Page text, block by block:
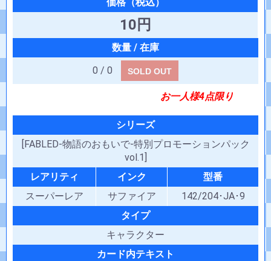
10円
0 / 0 SOLD OUT
お一人様4点限り
シリーズ
[FABLED-物語のおもいで-特別プロモーションパック
vol.1]
レアリティ
インク
型番
スーパーレア
サファイア
142/204･JA･9
タイプ
キャラクター
カード内テキスト